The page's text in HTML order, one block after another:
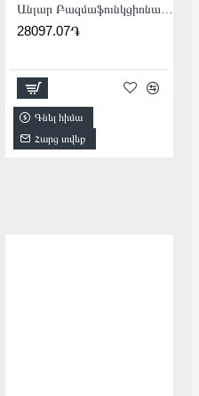
28097.07֏
Գնել հիմա
Հարց տվեք